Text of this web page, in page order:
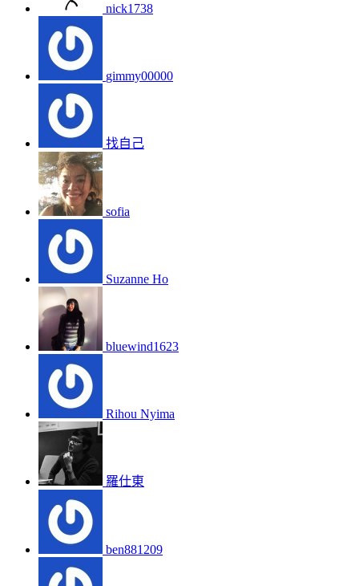
nick1738
gimmy00000
找自己
sofia
Suzanne Ho
bluewind1623
Rihou Nyima
羅仕東
ben881209